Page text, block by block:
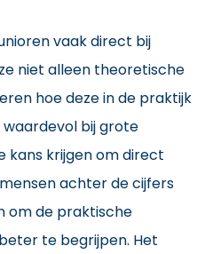
vaak direct bij
niet alleen theoretische
hoe deze in de praktijk
waardevol bij grote
kans krijgen om direct
achter de cijfers
om de praktische
te begrijpen. Het